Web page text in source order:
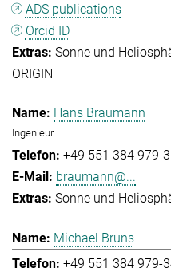
ADS publications
Orcid ID
Sonne und
ORIGIN
Hans Braumann
Ingenieur
+49 551 384 979-
braumann@...
Sonne und
Michael Bruns
+49 551 384 979-